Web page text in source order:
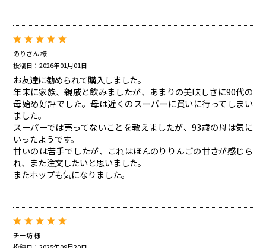
のりさん 様
投稿日：2026年01月01日
お友達に勧められて購入しました。
年末に家族、親戚と飲みましたが、あまりの美味しさに90代の
母始め好評でした。母は近くのスーパーに買いに行ってしまい
ました。
スーパーでは売ってないことを教えましたが、93歳の母は気に
いったようです。
甘いのは苦手でしたが、これはほんのりりんごの甘さが感じら
れ、また注文したいと思いました。
またホップも気になりました。
チー坊 様